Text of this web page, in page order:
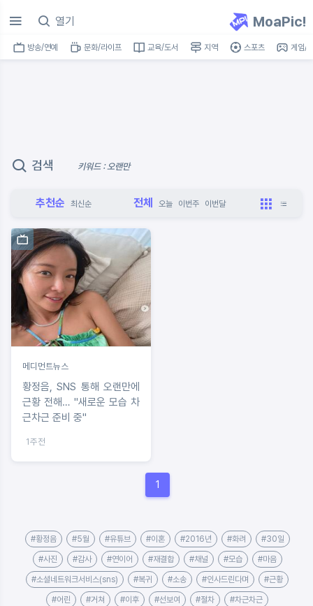
MoaPic!
방송/연예 문화/라이프 교육/도서 지역 스포츠 게임/
검색 키워드 : 오랜만
추천순 최신순 전체 오늘 이번주 이번달
메디먼트뉴스
황정음, SNS 통해 오랜만에
근황 전해… "새로운 모습 차
근차근 준비 중"
1주전
1
#황정음 #5월 #유튜브 #이혼 #2016년 #화려 #30일
#사진 #감사 #연이어 #재결합 #채널 #모습 #마음
#소셜네트워크서비스(sns) #복귀 #소송 #인사드린다며 #근황
#어린 #거쳐 #이후 #선보여 #절차 #차근차근